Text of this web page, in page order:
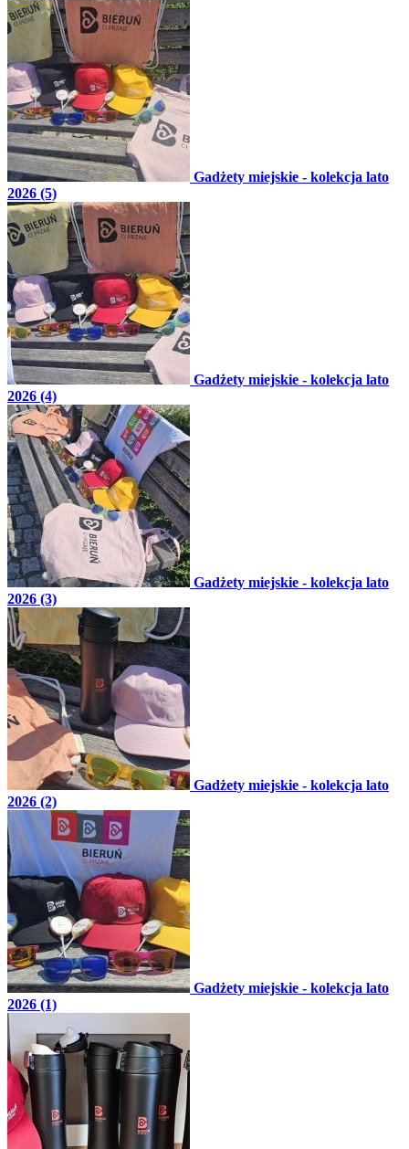
Gadżety miejskie - kolekcja lato
2026 (5)
Gadżety miejskie - kolekcja lato
2026 (4)
Gadżety miejskie - kolekcja lato
2026 (3)
Gadżety miejskie - kolekcja lato
2026 (2)
Gadżety miejskie - kolekcja lato
2026 (1)